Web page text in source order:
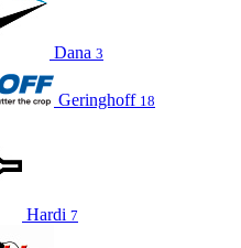
Dana 3
Geringhoff 18
Hardi 7